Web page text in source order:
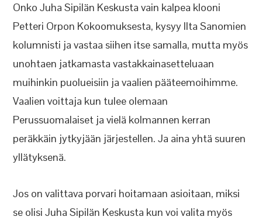
Onko Juha Sipilän Keskusta vain kalpea klooni
Petteri Orpon Kokoomuksesta, kysyy Ilta Sanomien
kolumnisti ja vastaa siihen itse samalla, mutta myös
unohtaen jatkamasta vastakkainasetteluaan
muihinkin puolueisiin ja vaalien pääteemoihimme.
Vaalien voittaja kun tulee olemaan
Perussuomalaiset ja vielä kolmannen kerran
peräkkäin jytkyjään järjestellen. Ja aina yhtä suuren
yllätyksenä.
Jos on valittava porvari hoitamaan asioitaan, miksi
se olisi Juha Sipilän Keskusta kun voi valita myös